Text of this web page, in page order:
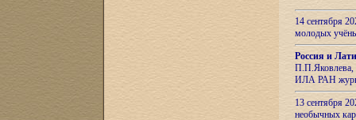
14 сентября
молодых
Россия и
П.П.Яковлева,
ИЛА РАН
13 сентября
необычных